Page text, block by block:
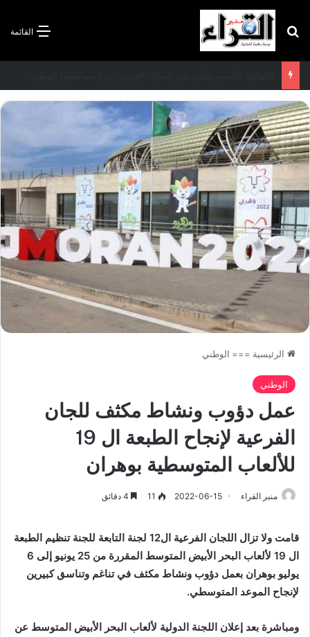
القائمة بحث عن
الرئيسية === الوطني
الوطني
عمل دؤوب ونشاط مكثف للجان
الفرعية لإنجاح الطبعة ال 19
للألعاب المتوسطية بوهران
منبر القراء 2022-06-15
11
قامت ولا تزال اللجان الفرعية ال12 لجنة التابعة للجنة تنظيم الطبعة
ال 19 لألعاب البحر الأبيض المتوسط المقررة من 25 يونيو إلى 6
يوليو بوهران بعمل دؤوب ونشاط مكثف في تناغم وتناسق كبيرين
لإنجاح الموعد المتوسطي.
ومباشرة بعد إعلان اللجنة الدولية لألعاب البحر الأبيض المتوسط عن